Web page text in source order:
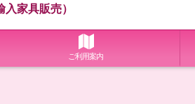
家具販売）
ご利用案内